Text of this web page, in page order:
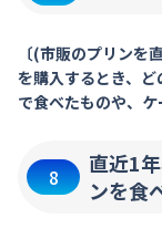
〔(市販のプリンを
を購入するとき、
で食べたものや、
8
直近1
ンを食